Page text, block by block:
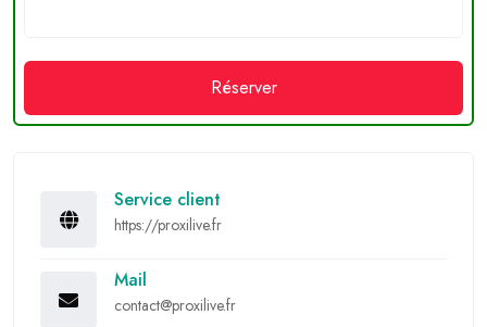
Réserver
Service client
https://proxilive.fr
Mail
contact@proxilive.fr